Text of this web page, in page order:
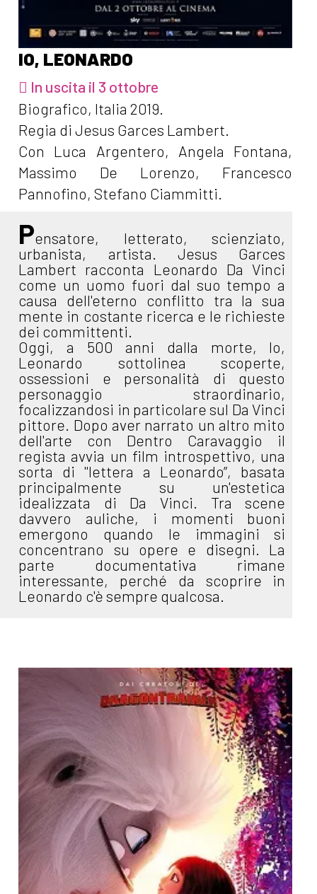
IO, LEONARDO
In uscita il 3 ottobre
Biografico, Italia 2019.
Regia di Jesus Garces Lambert.
Con Luca Argentero, Angela Fontana,
Massimo De Lorenzo, Francesco
Pannofino, Stefano Ciammitti.
Pensatore, letterato, scienziato,
urbanista, artista. Jesus Garces
Lambert racconta Leonardo Da Vinci
come un uomo fuori dal suo tempo a
causa dell'eterno conflitto tra la sua
mente in costante ricerca e le richieste
dei committenti.
Oggi, a 500 anni dalla morte, Io,
Leonardo sottolinea scoperte,
ossessioni e personalità di questo
personaggio straordinario,
focalizzandosi in particolare sul Da Vinci
pittore. Dopo aver narrato un altro mito
dell'arte con Dentro Caravaggio il
regista avvia un film introspettivo, una
sorta di "lettera a Leonardo”, basata
principalmente su un'estetica
idealizzata di Da Vinci. Tra scene
davvero auliche, i momenti buoni
emergono quando le immagini si
concentrano su opere e disegni. La
parte documentativa rimane
interessante, perché da scoprire in
Leonardo c'è sempre qualcosa.